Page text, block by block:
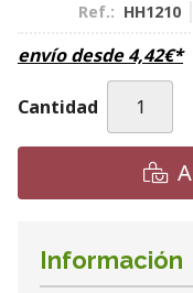
Ref.: HH1210
envío desde4,42€*
Cantidad
Información